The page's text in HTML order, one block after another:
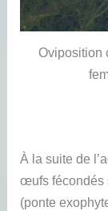
Oviposition
À la suite de
œufs fécondés
(ponte